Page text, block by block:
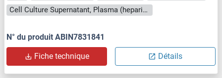
Cell Culture Supernatant, Plasma (heparin), Serum
N° du produit ABIN7831841
Fiche technique Détails